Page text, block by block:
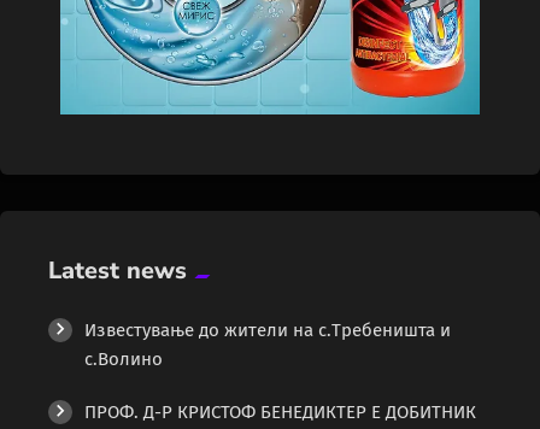
Latest news
Известување до жители на с.Требеништа и
с.Волино
ПРОФ. Д-Р КРИСТОФ БЕНЕДИКТЕР Е ДОБИТНИК